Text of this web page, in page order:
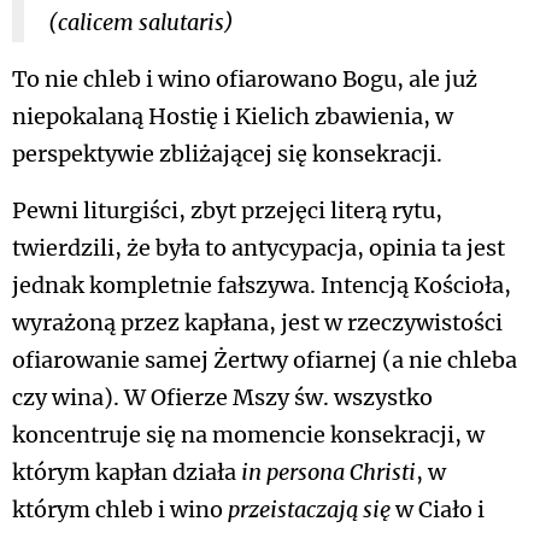
(calicem salutaris)
To nie chleb i wino ofiarowano Bogu, ale już
niepokalaną Hostię i Kielich zbawienia, w
perspektywie zbliżającej się konsekracji.
Pewni liturgiści, zbyt przejęci literą rytu,
twierdzili, że była to antycypacja, opinia ta jest
jednak kompletnie fałszywa. Intencją Kościoła,
wyrażoną przez kapłana, jest w rzeczywistości
ofiarowanie samej Żertwy ofiarnej (a nie chleba
czy wina). W Ofierze Mszy św. wszystko
koncentruje się na momencie konsekracji, w
którym kapłan działa in persona Christi, w
którym chleb i wino przeistaczają sięw Ciało i